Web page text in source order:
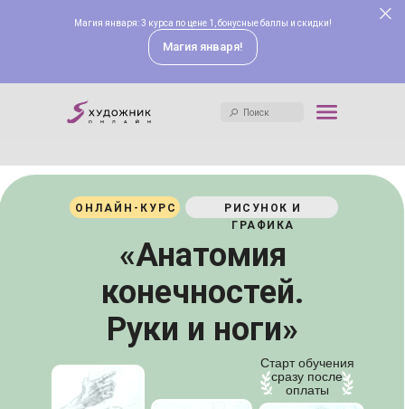
Магия января: 3 курса по цене 1, бонусные баллы и скидки!
Магия января!
Поиск
Поиск
«Анатомия
конечностей.
Руки и ноги»
ОНЛАЙН-КУРС
Старт обучения
сразу после
оплаты
РИСУНОК И
ГРАФИКА